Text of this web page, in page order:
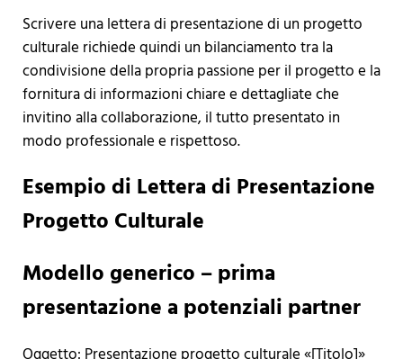
Scrivere una lettera di presentazione di un progetto
culturale richiede quindi un bilanciamento tra la
condivisione della propria passione per il progetto e la
fornitura di informazioni chiare e dettagliate che
invitino alla collaborazione, il tutto presentato in
modo professionale e rispettoso.
Esempio di Lettera di Presentazione
Progetto Culturale
Modello generico – prima
presentazione a potenziali partner